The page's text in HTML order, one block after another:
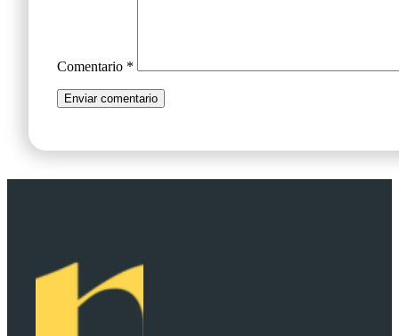
Comentario *